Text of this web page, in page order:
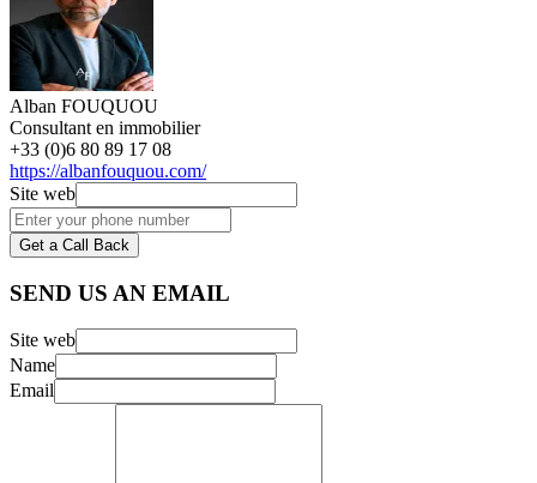
Alban FOUQUOU
Consultant en immobilier
+33 (0)6 80 89 17 08
https://albanfouquou.com/
Site web
Get a Call Back
SEND US AN EMAIL
Site web
Name
Email